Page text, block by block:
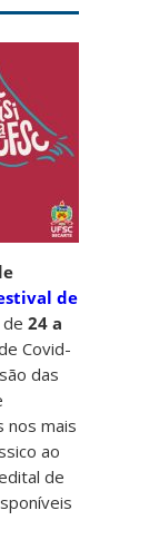
de
de24 a
Covid-
das
nos mais
ao
de